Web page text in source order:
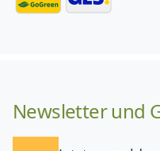
Newsletter und